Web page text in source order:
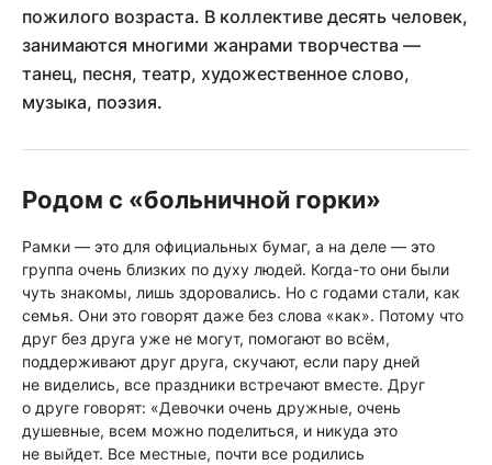
пожилого возраста. В коллективе десять человек,
занимаются многими жанрами творчества —
танец, песня, театр, художественное слово,
музыка, поэзия.
Родом с «больничной горки»
Рамки — это для официальных бумаг, а на деле — это
группа очень близких по духу людей. Когда-то они были
чуть знакомы, лишь здоровались. Но с годами стали, как
семья. Они это говорят даже без слова «как». Потому что
друг без друга уже не могут, помогают во всём,
поддерживают друг друга, скучают, если пару дней
не виделись, все праздники встречают вместе. Друг
о друге говорят: «Девочки очень дружные, очень
душевные, всем можно поделиться, и никуда это
не выйдет. Все местные, почти все родились